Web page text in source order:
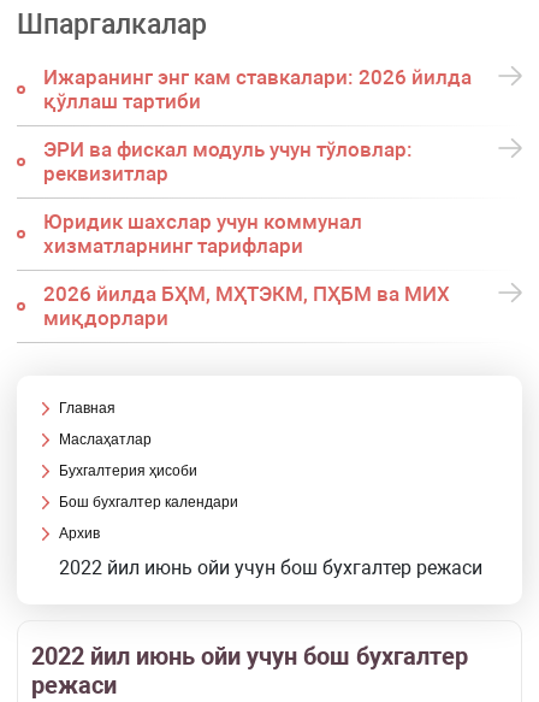
Шпаргалкалар
Ижаранинг энг кам ставкалари: 2026 йилда
қўллаш тартиби
ЭРИ ва фискал модуль учун тўловлар:
реквизитлар
Юридик шахслар учун коммунал
хизматларнинг тарифлари
2026 йилда БҲМ, МҲТЭКМ, ПҲБМ ва МИХ
миқдорлари
Главная
Маслаҳатлар
Бухгалтерия ҳисоби
Бош бухгалтер календари
Архив
2022 йил июнь ойи учун бош бухгалтер режаси
2022 йил июнь ойи учун бош бухгалтер
режаси